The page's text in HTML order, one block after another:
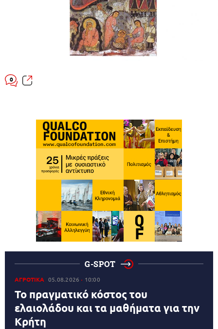
0
G-SPOT
ΑΓΡΟΤΙΚΑ 05.08.2026 10:00
Το πραγματικό κόστος του
ελαιολάδου και τα μαθήματα για την
Κρήτη